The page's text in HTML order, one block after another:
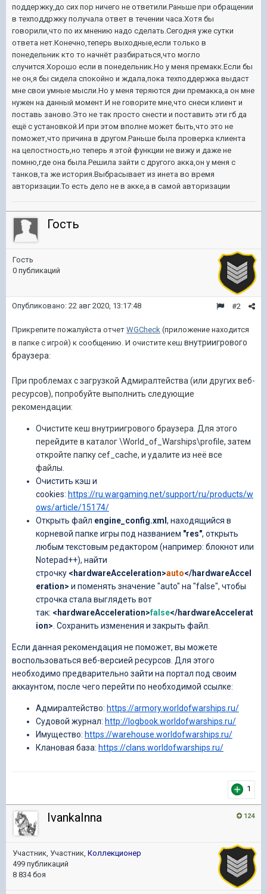
поддержку,до сих пор ничего не ответили.Раньше при обращении
в техподдржку получала ответ в течении часа.Хотя бы
говорили,что по их мнению надо сделать.Сегодня уже сутки
ответа нет.Конечно,теперь выходные,если только в
понедельник кто то начнёт разбираться,что могло
случится.Хорошо если в понедельник.Но у меня премакк.Если бы
не он,я бы сидела спокойно и ждала,пока техподдержка выдаст
мне свои умные мысли.Но у меня теряются дни премакка,а он мне
нужен на данный момент.И не говорите мне,что снеси клиент и
поставь заново.Это не так просто снести и поставить эти гб да
ещё с установкой.И при этом вполне может быть,что это не
поможет,что причина в другом.Раньше была проверка клиента
на целостность,но теперь я этой функции не вижу и даже не
помню,где она была.Решила зайти с другого акка,он у меня с
танков,та же история.Выбрасывает из инета во время
авторизации.То есть дело не в акке,а в самой авторизации
Гость
Гость
0 публикаций
#2
Опубликовано: 22 авг 2020, 13:17:48
Прикрепите пожалуйста отчет WGCheck (приложение находится
в папке с игрой) к сообщению. И очистите кеш внутриигрового
браузера:
При проблемах с загрузкой Адмиралтейства (или других веб-
ресурсов), попробуйте выполнить следующие
рекомендации:
Очистите кеш внутриигрового браузера. Для этого
перейдите в каталог \World_of_Warships\profile, затем
откройте папку cef_cache, и удалите из неё все
файлы.
Очистить кэш и
cookies: https://ru.wargaming.net/support/ru/products/w
ows/article/15174/
Открыть файл engine_config.xml , находящийся в
корневой папке игры под названием "res", открыть
любым текстовым редактором (например: блокнот или
Notepad++), найти
строчку <hardwareAcceleration>auto</hardwareAccel
eration> и поменять значение "auto" на "false", чтобы
строчка стала выглядеть вот
так: <hardwareAcceleration>false</hardwareAccelerat
ion> . Сохранить изменения и закрыть файл.
Если данная рекомендация не поможет, вы можете
воспользоваться веб-версией ресурсов. Для этого
необходимо предварительно зайти на портал под своим
аккаунтом, после чего перейти по необходимой ссылке:
Адмиралтейство: https://armory.worldofwarships.ru/
Судовой журнал: http://logbook.worldofwarships.ru/
Имущество: https://warehouse.worldofwarships.ru/
Клановая база: https://clans.worldofwarships.ru/
1
124
IvankaInna
Участник, Участник, Коллекционер
499 публикаций
8 834 боя